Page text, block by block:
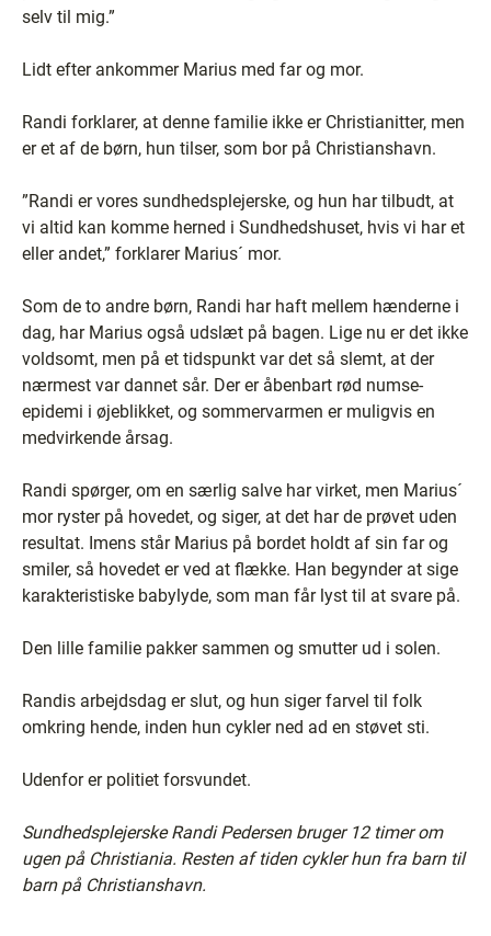
selv til mig.”
Lidt efter ankommer Marius med far og mor.
Randi forklarer, at denne familie ikke er Christianitter, men
er et af de børn, hun tilser, som bor på Christianshavn.
”Randi er vores sundhedsplejerske, og hun har tilbudt, at
vi altid kan komme herned i Sundhedshuset, hvis vi har et
eller andet,” forklarer Marius´ mor.
Som de to andre børn, Randi har haft mellem hænderne i
dag, har Marius også udslæt på bagen. Lige nu er det ikke
voldsomt, men på et tidspunkt var det så slemt, at der
nærmest var dannet sår. Der er åbenbart rød numse-
epidemi i øjeblikket, og sommervarmen er muligvis en
medvirkende årsag.
Randi spørger, om en særlig salve har virket, men Marius´
mor ryster på hovedet, og siger, at det har de prøvet uden
resultat. Imens står Marius på bordet holdt af sin far og
smiler, så hovedet er ved at flække. Han begynder at sige
karakteristiske babylyde, som man får lyst til at svare på.
Den lille familie pakker sammen og smutter ud i solen.
Randis arbejdsdag er slut, og hun siger farvel til folk
omkring hende, inden hun cykler ned ad en støvet sti.
Udenfor er politiet forsvundet.
Sundhedsplejerske Randi Pedersen bruger 12 timer om
ugen på Christiania. Resten af tiden cykler hun fra barn til
barn på Christianshavn.